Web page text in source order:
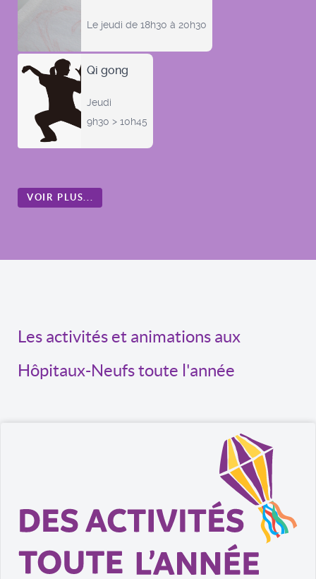
Le jeudi de 18h30 à 20h30
Qi gong
Jeudi
9h30 > 10h45
VOIR PLUS...
Les activités et animations aux
Hôpitaux-Neufs toute l'année